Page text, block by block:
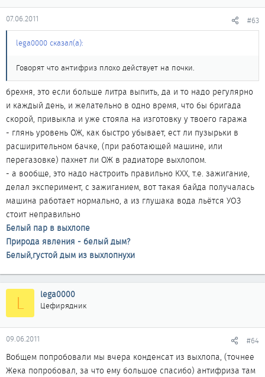
07.06.2011 #63
lega0000 сказал(а):
Говорят что антифриз плохо действует на почки.
брехня, это если больше литра выпить, да и то надо регулярно
и каждый день, и желательно в одно время, что бы бригада
скорой, привыкла и уже стояла на изготовку у твоего гаража
- глянь уровень ОЖ, как быстро убывает, ест ли пузырьки в
расширительном бачке, (при работающей машине, или
перегазовке) пахнет ли ОЖ в радиаторе выхлопом.
- а вообще, это надо настроить правильно КХХ, т.е. зажигание,
делал эксперимент, с зажиганием, вот такая байда получалась
машина работает нормально, а из глушака вода льётся УОЗ
стоит неправильно
Белый пар в выхлопе
Природа явления - белый дым?
Белый,густой дым из выхлопнухи
L lega0000
Цефирядник
09.06.2011 #64
Вобщем попробовали мы вчера конденсат из выхлопа, (точнее
Жека попробовал, за что ему большое спасибо) антифриза там